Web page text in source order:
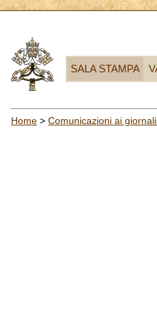
SALA STAMPA
Home > Comunicazioni ai